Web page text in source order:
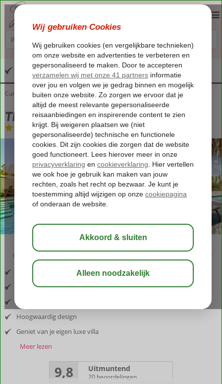
Altijd inclusief huurauto
Home
Curaçao Willemstad The Jandi Mini Resort
The Jandi Mini Resort
Logies-Villa
09:00 bewaar
Inclusief vlucht en huurauto
Gelegen in Cas Grandi
Hoogwaardig design
Geniet van je eigen luxe villa
Meer lezen
9,8 Uitmuntend
20 beoordelingen